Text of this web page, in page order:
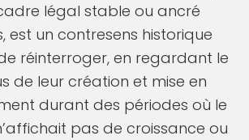
légal stable ou ancré
est un contresens historique
réinterroger, en regardant le
de leur création et mise en
durant des périodes où le
pas de croissance ou